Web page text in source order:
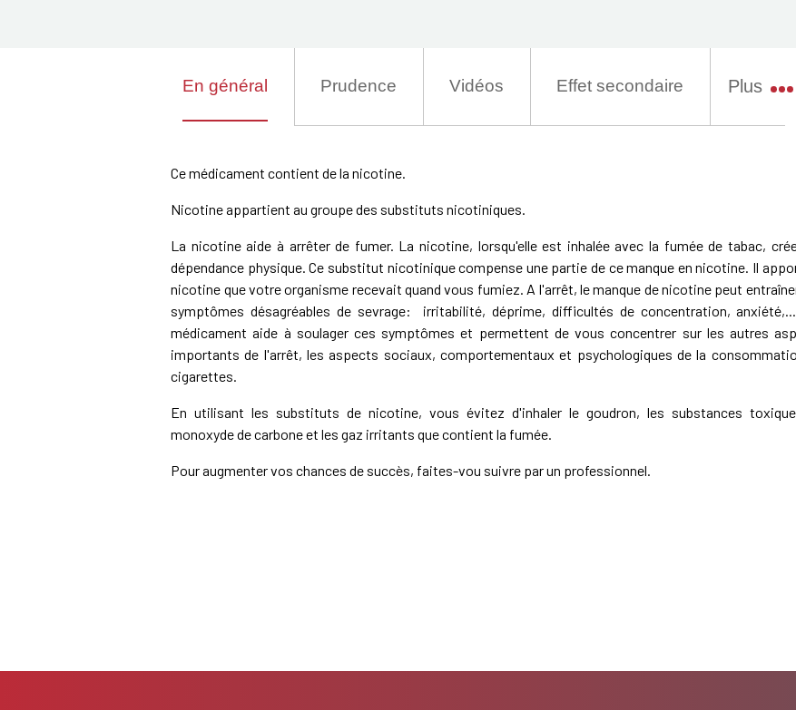
En général Prudence Vidéos Effet secondaire Plus
Ce médicament contient de la nicotine.
Nicotine appartient au groupe des substituts nicotiniques.
La nicotine aide à arrêter de fumer. La nicotine, lorsqu'elle est inhalée avec la fumée de tabac,
dépendance physique. Ce substitut nicotinique compense une partie de ce manque en nicotine. Il
nicotine que votre organisme recevait quand vous fumiez. A l'arrêt, le manque de nicotine peut
symptômes désagréables de sevrage: irritabilité, déprime, difficultés de concentration,
médicament aide à soulager ces symptômes et permettent de vous concentrer sur les autres
importants de l'arrêt, les aspects sociaux, comportementaux et psychologiques de la
cigarettes.
En utilisant les substituts de nicotine, vous évitez d'inhaler le goudron, les substances
monoxyde de carbone et les gaz irritants que contient la fumée.
Pour augmenter vos chances de succès, faites-vou suivre par un professionnel.